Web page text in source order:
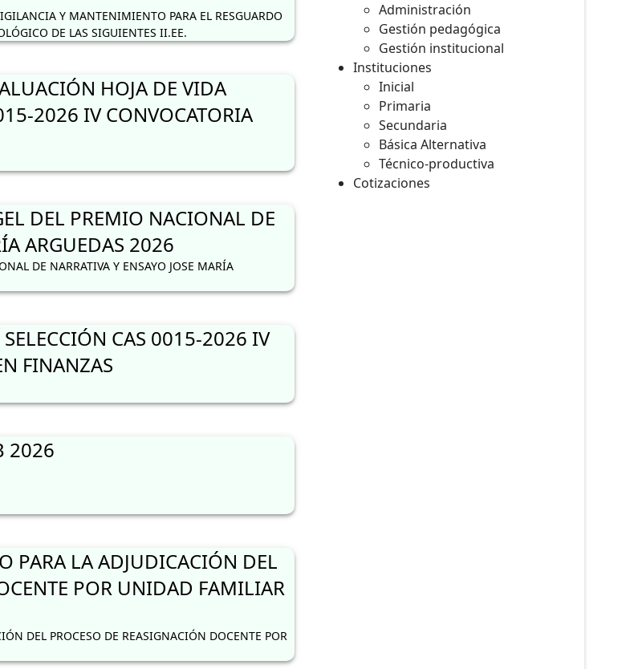
Y MANTENIMIENTO PARA EL RESGUARDO
DE LAS SIGUIENTES II.EE.
HOJA DE VIDA
2026 IV CONVOCATORIA
DEL PREMIO NACIONAL DE
ARGUEDAS 2026
DE NARRATIVA Y ENSAYO JOSE MARÍA
CAS 0015-2026 IV
FINANZAS
2026
PARA LA ADJUDICACIÓN DEL
POR UNIDAD FAMILIAR
DEL PROCESO DE REASIGNACIÓN DOCENTE POR
Administración
Gestión pedagógica
Gestión institucional
Instituciones
Inicial
Primaria
Secundaria
Básica Alternativa
Técnico-productiva
Cotizaciones